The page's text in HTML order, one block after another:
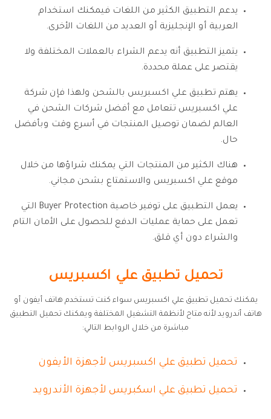
يدعم التطبيق الكثير من اللغات فيمكنك استخدام
العربية أو الإنجليزية أو العديد من اللغات الأخرى.
يتميز التطبيق أنه يدعم الشراء بالعملات المختلفة ولا
يقتصر على عملة محددة.
يهتم تطبيق علي اكسبريس بالشحن ولهذا فإن شركة
علي اكسبريس تتعامل مع أفضل شركات الشحن في
العالم لضمان توصيل المنتجات في أسرع وقت وبأفضل
حال.
هناك الكثير من المنتجات التي يمكنك شراؤها من خلال
موقع علي اكسبريس والاستمتاع بشحن مجاني.
يعمل التطبيق على توفير خاصية Buyer Protection التي
تعمل على حماية عمليات الدفع للحصول على الأمان التام
والشراء دون أي قلق.
تحميل تطبيق علي اكسبريس
يمكنك تحميل تطبيق علي اكسبريس سواء كنت تستخدم هاتف أيفون أو
هاتف أندرويد لأنه متاح لأنظمة التشغيل المختلفة ويمكنك تحميل التطبيق
مباشرة من خلال الروابط التالي:
تحميل تطبيق علي اكسبريس لأجهزة الأيفون
تحميل تطبيق علي اسكبريس لأجهزة الأندرويد